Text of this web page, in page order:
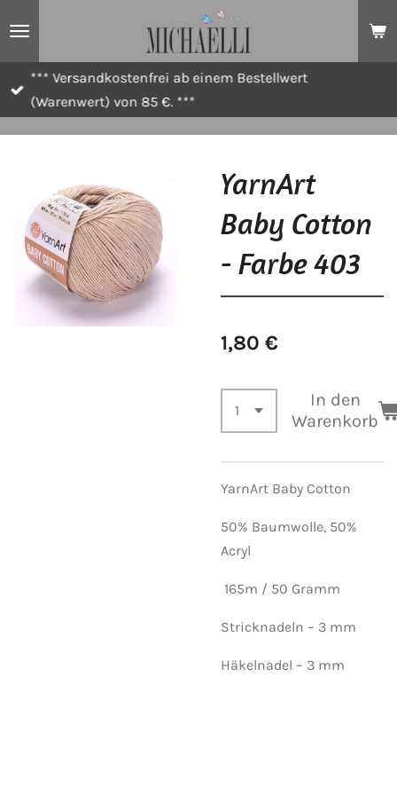
*** Versandkostenfrei ab einem Bestellwert
(Warenwert) von 85 €. ***
YarnArt
Baby Cotton
- Farbe 403
1,80 €
In den
Warenkorb
YarnArt Baby Cotton
50% Baumwolle, 50%
Acryl
165m / 50 Gramm
Stricknadeln – 3 mm
Häkelnadel – 3 mm